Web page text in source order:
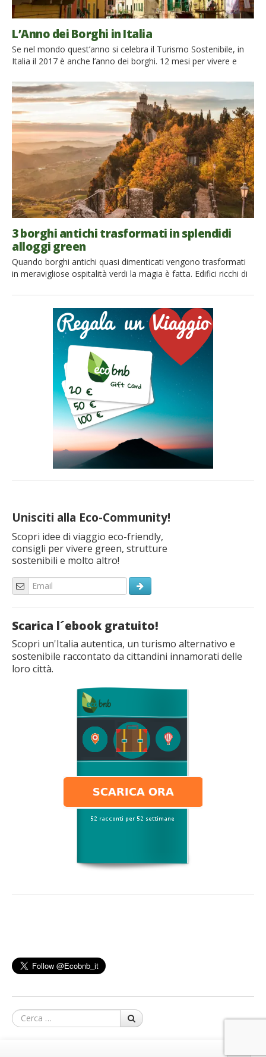
Unisciti alla Eco-Community!
Scopri idee di viaggio eco-friendly,
consigli per vivere green, strutture
sostenibili e molto altro!
Scarica l´ebook gratuito!
Scopri un'Italia autentica, un turismo alternativo e
sostenibile raccontato da cittandini innamorati delle
loro città.
Cerca
L’Anno dei Borghi in Italia
Se nel mondo quest’anno si celebra il Turismo Sostenibile, in
Italia il 2017 è anche l’anno dei borghi. 12 mesi per vivere e
tradizioni e della vita italiana. Sono tantissimi, si affacciano sul
mare o si inerpicano nelle montagne, le loro case sono di tutti
i colori […]
3 borghi antichi trasformati in splendidi
alloggi green
Quando borghi antichi quasi dimenticati vengono trasformati
in meravigliose ospitalità verdi la magia è fatta. Edifici ricchi di
vostra vacanza confortevole ed allo stesso tempo sostenibile.
Tra montagne incontaminate, ma non solo, tra boschi
verdissimi e distese di mare blu, vi presentiamo 3 dei più bei